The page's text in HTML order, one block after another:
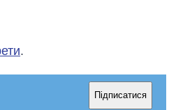
.
Підписатися